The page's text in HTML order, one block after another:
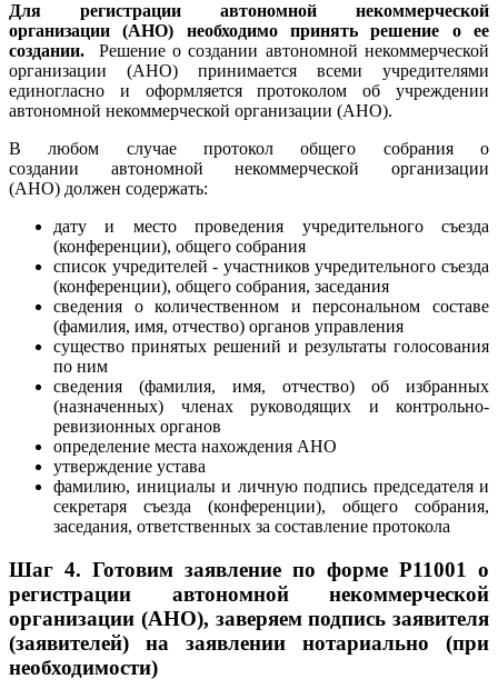
Для регистрации автономной некоммерческой
организации (АНО) необходимо принять решение о ее
создании. Решение о создании автономной некоммерческой
организации (АНО) принимается всеми учредителями
единогласно и оформляется протоколом об учреждении
автономной некоммерческой организации (АНО).
В любом случае протокол общего собрания о
создании автономной некоммерческой организации
(АНО) должен содержать:
дату и место проведения учредительного съезда
(конференции), общего собрания
список учредителей - участников учредительного съезда
(конференции), общего собрания, заседания
сведения о количественном и персональном составе
(фамилия, имя, отчество) органов управления
существо принятых решений и результаты голосования
по ним
сведения (фамилия, имя, отчество) об избранных
(назначенных) членах руководящих и контрольно-
ревизионных органов
определение места нахождения АНО
утверждение устава
фамилию, инициалы и личную подпись председателя и
секретаря съезда (конференции), общего собрания,
заседания, ответственных за составление протокола
Шаг 4. Готовим заявление по форме Р11001 о
регистрации автономной некоммерческой
организации (АНО), заверяем подпись заявителя
(заявителей) на заявлении нотариально (при
необходимости)